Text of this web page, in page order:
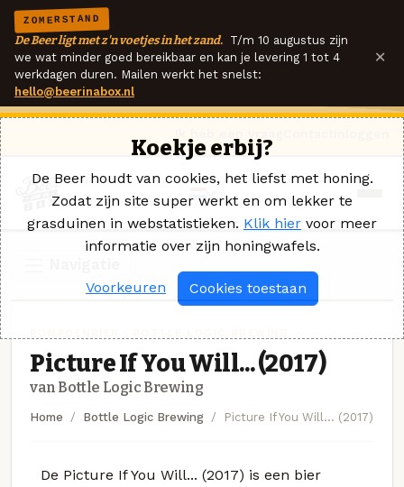
ZOMERSTAND
De Beer ligt met z'n voetjes in het zand. T/m 10 augustus zijn
we wat minder goed bereikbaar en kan je levering 1 tot 4
werkdagen duren. Mailen werkt het snelst:
hello@beerinabox.nl
×
Picture If You Will... (2017)
van Bottle Logic Brewing
Home Bottle Logic Brewing Picture If You Will... (2017)
De Picture If You Will... (2017) is een bier
Koekje erbij?
De Beer houdt van cookies, het liefst met honing.
Zodat zijn site super werkt en om lekker te
grasduinen in webstatistieken. Klik hier voor meer
informatie over zijn honingwafels.
Voorkeuren Cookies toestaan